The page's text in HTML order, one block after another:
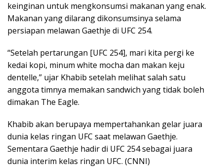
keinginan untuk mengkonsumsi makanan yang enak.
Makanan yang dilarang dikonsumsinya selama
persiapan melawan Gaethje di UFC 254.
“Setelah pertarungan [UFC 254], mari kita pergi ke
kedai kopi, minum white mocha dan makan keju
dentelle,” ujar Khabib setelah melihat salah satu
anggota timnya memakan sandwich yang tidak boleh
dimakan The Eagle.
Khabib akan berupaya mempertahankan gelar juara
dunia kelas ringan UFC saat melawan Gaethje.
Sementara Gaethje hadir di UFC 254 sebagai juara
dunia interim kelas ringan UFC. (CNNI)